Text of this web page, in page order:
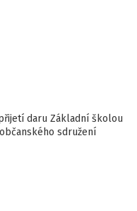
daru Základní školou
sdružení